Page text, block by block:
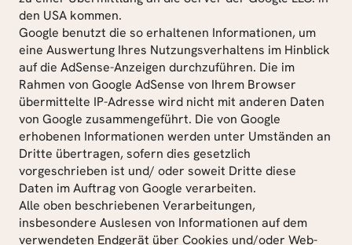
den USA kommen.
Google benutzt die so erhaltenen Informationen, um
eine Auswertung Ihres Nutzungsverhaltens im Hinblick
auf die AdSense-Anzeigen durchzuführen. Die im
Rahmen von Google AdSense von Ihrem Browser
übermittelte IP-Adresse wird nicht mit anderen Daten
von Google zusammengeführt. Die von Google
erhobenen Informationen werden unter Umständen an
Dritte übertragen, sofern dies gesetzlich
vorgeschrieben ist und/ oder soweit Dritte diese
Daten im Auftrag von Google verarbeiten.
Alle oben beschriebenen Verarbeitungen,
insbesondere Auslesen von Informationen auf dem
verwendeten Endgerät über Cookies und/oder Web-